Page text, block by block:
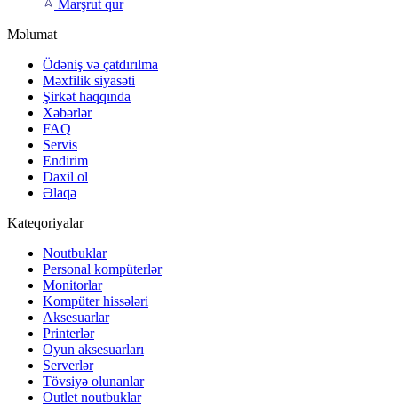
Marşrut qur
Məlumat
Ödəniş və çatdırılma
Məxfilik siyasəti
Şirkət haqqında
Xəbərlər
FAQ
Servis
Endirim
Daxil ol
Əlaqə
Kateqoriyalar
Noutbuklar
Personal kompüterlər
Monitorlar
Kompüter hissələri
Aksesuarlar
Printerlər
Oyun aksesuarları
Serverlər
Tövsiyə olunanlar
Outlet noutbuklar